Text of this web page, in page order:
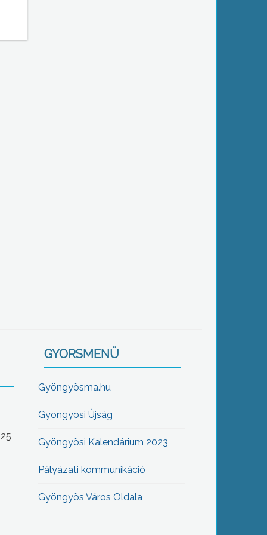
GYORSMENÜ
Gyöngyösma.hu
Gyöngyösi Újság
Gyöngyösi Kalendárium 2023
Pályázati kommunikáció
Gyöngyös Város Oldala